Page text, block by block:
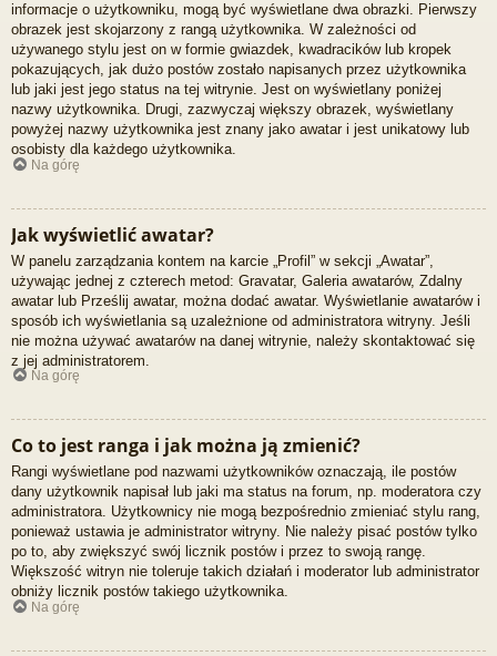
informacje o użytkowniku, mogą być wyświetlane dwa obrazki. Pierwszy
obrazek jest skojarzony z rangą użytkownika. W zależności od
używanego stylu jest on w formie gwiazdek, kwadracików lub kropek
pokazujących, jak dużo postów zostało napisanych przez użytkownika
lub jaki jest jego status na tej witrynie. Jest on wyświetlany poniżej
nazwy użytkownika. Drugi, zazwyczaj większy obrazek, wyświetlany
powyżej nazwy użytkownika jest znany jako awatar i jest unikatowy lub
osobisty dla każdego użytkownika.
Na górę
Jak wyświetlić awatar?
W panelu zarządzania kontem na karcie „Profil” w sekcji „Awatar”,
używając jednej z czterech metod: Gravatar, Galeria awatarów, Zdalny
awatar lub Prześlij awatar, można dodać awatar. Wyświetlanie awatarów i
sposób ich wyświetlania są uzależnione od administratora witryny. Jeśli
nie można używać awatarów na danej witrynie, należy skontaktować się
z jej administratorem.
Na górę
Co to jest ranga i jak można ją zmienić?
Rangi wyświetlane pod nazwami użytkowników oznaczają, ile postów
dany użytkownik napisał lub jaki ma status na forum, np. moderatora czy
administratora. Użytkownicy nie mogą bezpośrednio zmieniać stylu rang,
ponieważ ustawia je administrator witryny. Nie należy pisać postów tylko
po to, aby zwiększyć swój licznik postów i przez to swoją rangę.
Większość witryn nie toleruje takich działań i moderator lub administrator
obniży licznik postów takiego użytkownika.
Na górę